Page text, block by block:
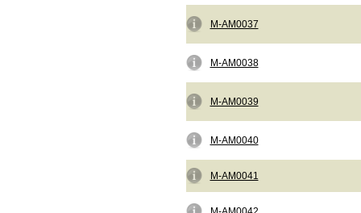
M-AM0037
M-AM0038
M-AM0039
M-AM0040
M-AM0041